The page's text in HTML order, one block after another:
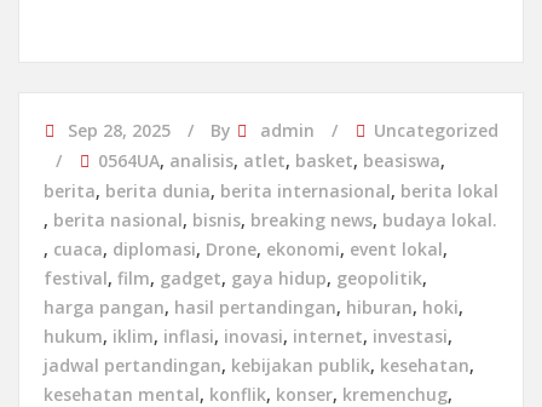
Sep 28, 2025 By admin
Uncategorized
0564UA, analisis, atlet, basket, beasiswa,
berita, berita dunia, berita internasional, berita lokal
, berita nasional, bisnis, breaking news, budaya lokal.
, cuaca, diplomasi, Drone, ekonomi, event lokal,
festival, film, gadget, gaya hidup, geopolitik,
harga pangan, hasil pertandingan, hiburan, hoki,
hukum, iklim, inflasi, inovasi, internet, investasi,
jadwal pertandingan, kebijakan publik, kesehatan,
kesehatan mental, konflik, konser, kremenchug,